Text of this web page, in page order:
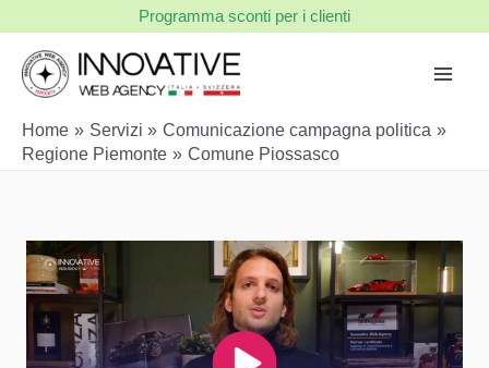
contenuto
Programma sconti per i clienti
Home Servizi
Comunicazione campagna politica
Regione Piemonte
Comune Piossasco